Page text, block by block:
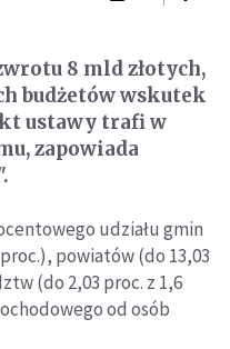
8 mld złotych,
budżetów wskutek
ustawy trafi w
zapowiada
udziału gmin
powiatów (do 13,03
(do 2,03 proc. z 1,6
od osób